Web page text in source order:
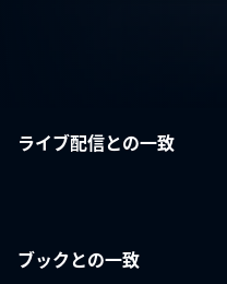
ライブ配信との一致
ブックとの一致